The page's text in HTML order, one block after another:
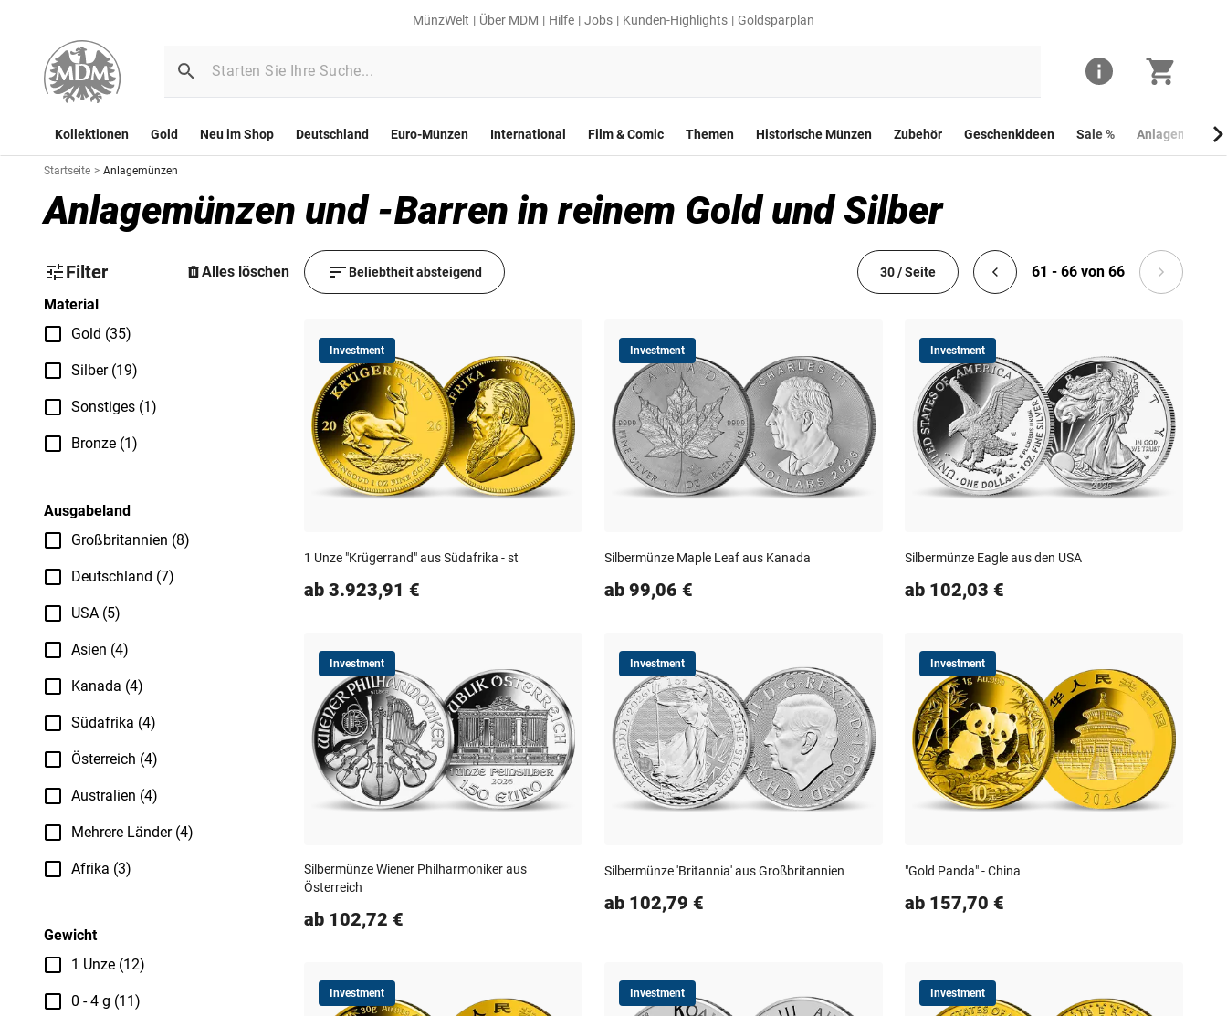
MünzWelt Über MDM Hilfe Jobs Kunden-Highlights Goldsparplan
Kollektionen Gold Neu im Shop Deutschland Euro-Münzen International Film & Comic Themen Historische Münzen Zubehör Geschenkideen Sale % Anlagemünzen
Startseite > Anlagemünzen
Anlagemünzen und -Barren in reinem Gold und Silber
Filter
Alles löschen
Material
Gold (35)
Silber (19)
Sonstiges (1)
Bronze (1)
Ausgabeland
Großbritannien (8)
Deutschland (7)
USA (5)
Asien (4)
Kanada (4)
Südafrika (4)
Österreich (4)
Australien (4)
Mehrere Länder (4)
Afrika (3)
Gewicht
1 Unze (12)
0 - 4 g (11)
Beliebtheit absteigend 30 / Seite 61 - 66 von 66
Investment
1 Unze "Krügerrand" aus Südafrika - st
ab 3.923,91 €
Investment
Silbermünze Maple Leaf aus Kanada
ab 99,06 €
Investment
Silbermünze Eagle aus den USA
ab 102,03 €
Investment
Silbermünze Wiener Philharmoniker aus
Österreich
ab 102,72 €
Investment
Silbermünze 'Britannia' aus Großbritannien
ab 102,79 €
Investment
"Gold Panda" - China
ab 157,70 €
Investment Investment Investment